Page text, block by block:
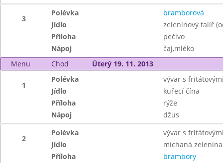
3
Polévka
bramborová
Jídlo
zeleninový talíř
Příloha
pečivo
Nápoj
čaj,mléko
Menu
Chod Úterý 19. 11. 2013
1
Polévka
vývar s
Jídlo
kuřecí čína
Příloha
rýže
Nápoj
džus
2
Polévka
vývar s
Jídlo
míchaná
Příloha
brambory